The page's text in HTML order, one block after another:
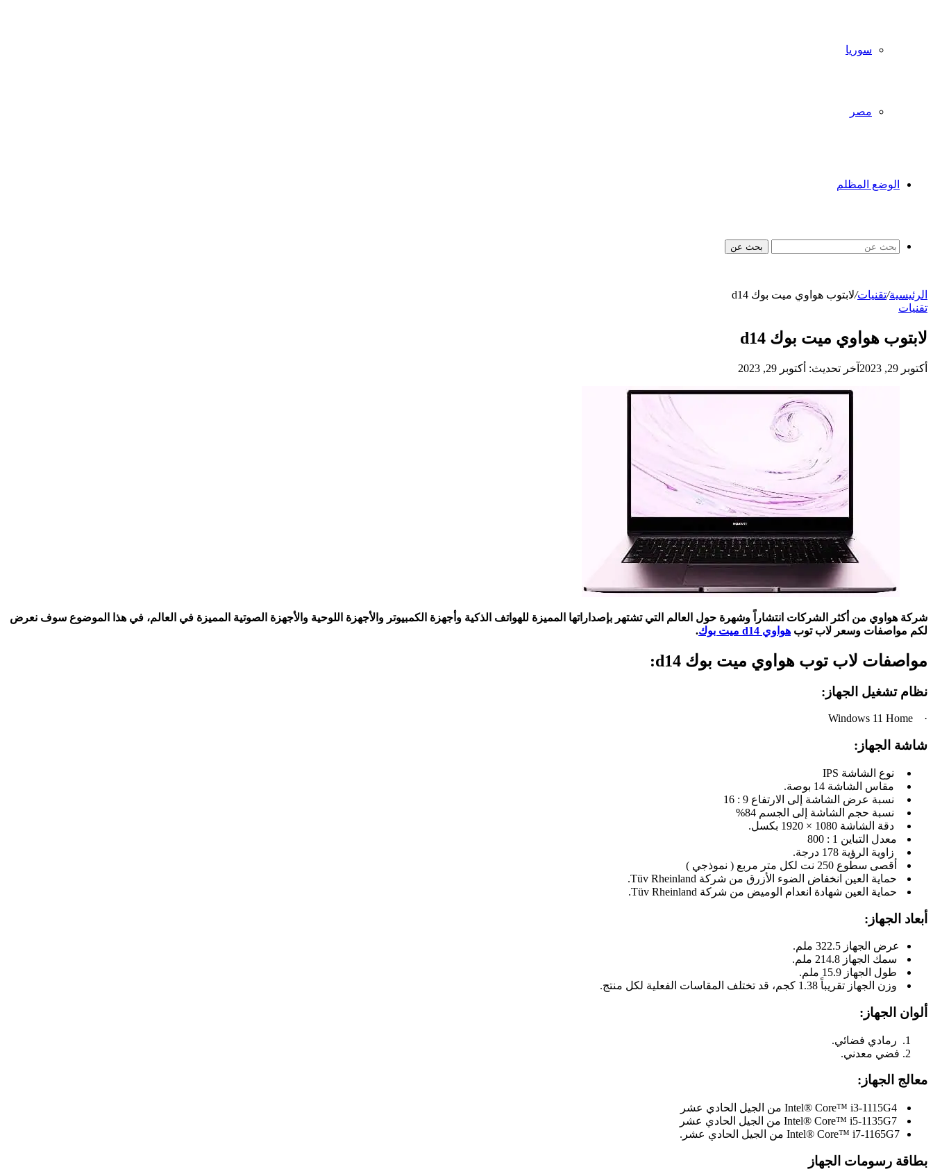
سوريا
مصر
الوضع المظلم
بحث عن
الرئيسية/تقنيات/لابتوب هواوي ميت بوك d14
تقنيات
لابتوب هواوي ميت بوك d14
أكتوبر 29, 2023 آخر تحديث: أكتوبر 29, 2023
شركة هواوي من أكثر الشركات انتشاراً وشهرة حول العالم التي تشتهر بإصداراتها المميزة للهواتف الذكية وأجهزة الكمبيوتر والأجهزة اللوحية والأجهزة الصوتية المميزة في العالم، في هذا الموضوع سوف نعرض
لكم مواصفات وسعر لاب توب هواوي d14 ميت بوك .
مواصفات لاب توب هواوي ميت بوك d14:
نظام تشغيل الجهاز:
· Windows 11 Home
شاشة الجهاز:
نوع الشاشة IPS
مقاس الشاشة 14 بوصة.
نسبة عرض الشاشة إلى الارتفاع 9 : 16
نسبة حجم الشاشة إلى الجسم 84%
دقة الشاشة 1080 × 1920 بكسل.
معدل التباين 1 : 800
زاوية الرؤية 178 درجة.
أقصى سطوع 250 نت لكل متر مربع ( نموذجي )
حماية العين انخفاض الضوء الأزرق من شركة Tüv Rheinland.
حماية العين شهادة انعدام الوميض من شركة Tüv Rheinland.
أبعاد الجهاز:
عرض الجهاز 322.5 ملم.
سمك الجهاز 214.8 ملم.
طول الجهاز 15.9 ملم.
وزن الجهاز تقريباً 1.38 كجم، قد تختلف المقاسات الفعلية لكل منتج.
ألوان الجهاز:
رمادي فضائي.
فضي معدني.
معالج الجهاز:
Intel® Core™ i7-1165G7 من الجيل الحادي عشر.
بطاقة رسومات الجهاز